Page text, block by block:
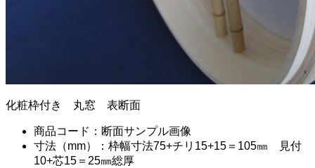
化粧枠付き 丸窓 表断面
商品コード：断面サンプル画像
寸法（mm）：枠幅寸法75+チリ15+15＝105㎜ 見付
10+芯15＝25㎜総厚